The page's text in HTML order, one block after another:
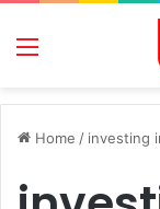
Menu
Home / investing